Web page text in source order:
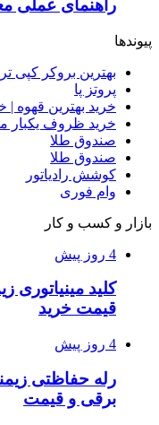
راهنمای عملی
پیوندها
بهترین بروکر کپی
پروتز پا
خرید بهترین قهوه |
خرید ظروف
صندوق طلا
صندوق طلا
کوشش رادیاتور
وام فوری
بازار و کسب و کار
4 روز پیش
قیمت خرید
4 روز پیش
رله حفاظتی
برقی و قیمت